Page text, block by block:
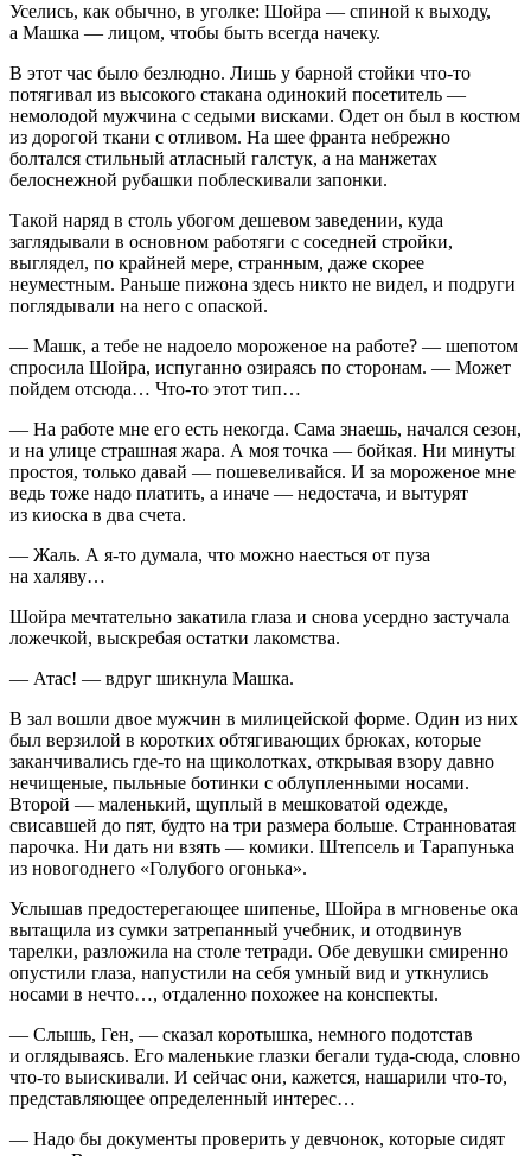
Уселись, как обычно, в уголке: Шойра — спиной к выходу,
а Машка — лицом, чтобы быть всегда начеку.
В этот час было безлюдно. Лишь у барной стойки что-то
потягивал из высокого стакана одинокий посетитель —
немолодой мужчина с седыми висками. Одет он был в костюм
из дорогой ткани с отливом. На шее франта небрежно
болтался стильный атласный галстук, а на манжетах
белоснежной рубашки поблескивали запонки.
Такой наряд в столь убогом дешевом заведении, куда
заглядывали в основном работяги с соседней стройки,
выглядел, по крайней мере, странным, даже скорее
неуместным. Раньше пижона здесь никто не видел, и подруги
поглядывали на него с опаской.
— Машк, а тебе не надоело мороженое на работе? — шепотом
спросила Шойра, испуганно озираясь по сторонам. — Может
пойдем отсюда… Что-то этот тип…
— На работе мне его есть некогда. Сама знаешь, начался сезон,
и на улице страшная жара. А моя точка — бойкая. Ни минуты
простоя, только давай — пошевеливайся. И за мороженое мне
ведь тоже надо платить, а иначе — недостача, и вытурят
из киоска в два счета.
— Жаль. А я-то думала, что можно наесться от пуза
на халяву…
Шойра мечтательно закатила глаза и снова усердно застучала
ложечкой, выскребая остатки лакомства.
— Атас! — вдруг шикнула Машка.
В зал вошли двое мужчин в милицейской форме. Один из них
был верзилой в коротких обтягивающих брюках, которые
заканчивались где-то на щиколотках, открывая взору давно
нечищеные, пыльные ботинки с облупленными носами.
Второй — маленький, щуплый в мешковатой одежде,
свисавшей до пят, будто на три размера больше. Странноватая
парочка. Ни дать ни взять — комики. Штепсель и Тарапунька
из новогоднего «Голубого огонька».
Услышав предостерегающее шипенье, Шойра в мгновенье ока
вытащила из сумки затрепанный учебник, и отодвинув
тарелки, разложила на столе тетради. Обе девушки смиренно
опустили глаза, напустили на себя умный вид и уткнулись
носами в нечто…, отдаленно похожее на конспекты.
— Слышь, Ген, — сказал коротышка, немного подотстав
и оглядываясь. Его маленькие глазки бегали туда-сюда, словно
что-то выискивали. И сейчас они, кажется, нашарили что-то,
представляющее определенный интерес…
— Надо бы документы проверить у девчонок, которые сидят